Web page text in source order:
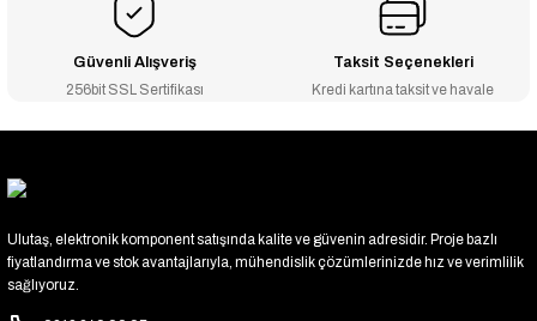
Güvenli Alışveriş
256bit SSL Sertifikası
Taksit Seçenekleri
Kredi kartına taksit ve havale
Ulutaş, elektronik komponent satışında kalite ve güvenin adresidir. Proje bazlı
fiyatlandırma ve stok avantajlarıyla, mühendislik çözümlerinizde hız ve verimlilik
sağlıyoruz.